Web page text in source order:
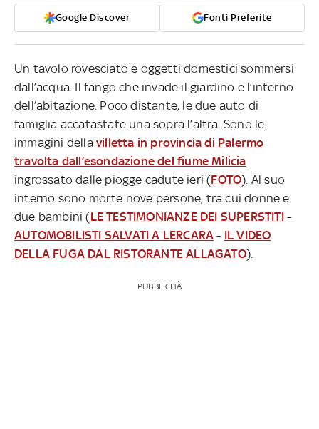
Google Discover Fonti Preferite
Un tavolo rovesciato e oggetti domestici sommersi
dall’acqua. Il fango che invade il giardino e l’interno
dell’abitazione. Poco distante, le due auto di
famiglia accatastate una sopra l’altra. Sono le
immagini della villetta in provincia di Palermo
travolta dall’esondazione del fiume Milicia
ingrossato dalle piogge cadute ieri (FOTO). Al suo
interno sono morte nove persone, tra cui donne e
due bambini (LE TESTIMONIANZE DEI SUPERSTITI-
AUTOMOBILISTI SALVATI A LERCARA - IL VIDEO
DELLA FUGA DAL RISTORANTE ALLAGATO).
PUBBLICITÀ